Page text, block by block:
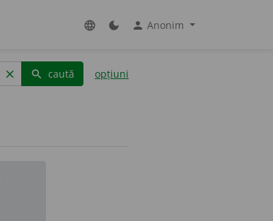
language dark_mode person Anonim
clear search caută opțiuni